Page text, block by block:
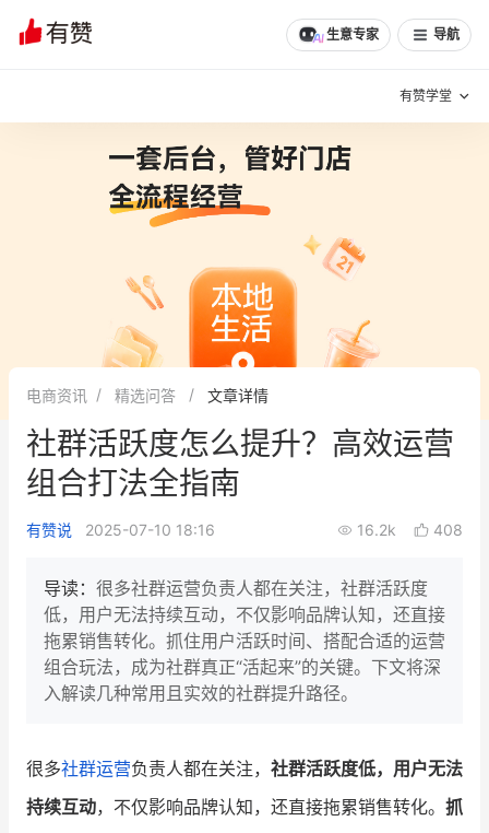
生意专家 导航
有赞学堂
增长方法
有赞专家说
新零售最佳实践
面对面聊增长
新零售大会
增长产品指南
智库 产品场景库
行业洞察
品牌消费观 行业报告
文章 问诊 分享
电商资讯 精选问答 文章详情
社群活跃度怎么提升？高效运营
组合打法全指南
有赞说 2025-07-10 18:16 16.2k 408
导读： 很多社群运营负责人都在关注，社群活跃度
低，用户无法持续互动，不仅影响品牌认知，还直接
拖累销售转化。抓住用户活跃时间、搭配合适的运营
组合玩法，成为社群真正“活起来”的关键。下文将深
入解读几种常用且实效的社群提升路径。
很多社群运营负责人都在关注， 社群活跃度低，用户无法
持续互动，不仅影响品牌认知，还直接拖累销售转化。 抓